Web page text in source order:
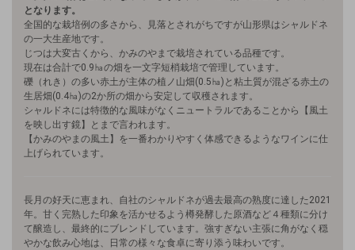
となります。
全国的な栽培例の多さから、見落とされがちですが山形県はシャルドネ
の一大生産地です。
じつは大変古くから、かみのやまで栽培されている品種です。
現在は合計で0.9㏊の畑を一文字短梢栽培で管理しています。
礫（れき）の多い赤土が主体の植ノ山畑(0.5㏊)と粘土質が混ざる赤土の
生居畑(0.4㏊)の2か所の畑から安定して収穫されます。
シャルドネには特徴的な風味がなくニュートラルであることから【風土
を映し出す鏡】とまで言われます。
【かみのやまの風土】を一番わかりやすく体感できるようなワインに仕
上げられています。
長月の好天に恵まれ、自社のシャルドネが過去最高の熟度に達した2021
年。甘く完熟した印象を活かせるよう樽発酵した原酒など４種類に分け
て醸造し、最終的にブレンドしています。強すぎない主張に角がなく穏
やかな飲み心地は、日常の様々な食卓に寄り添う味わいです。